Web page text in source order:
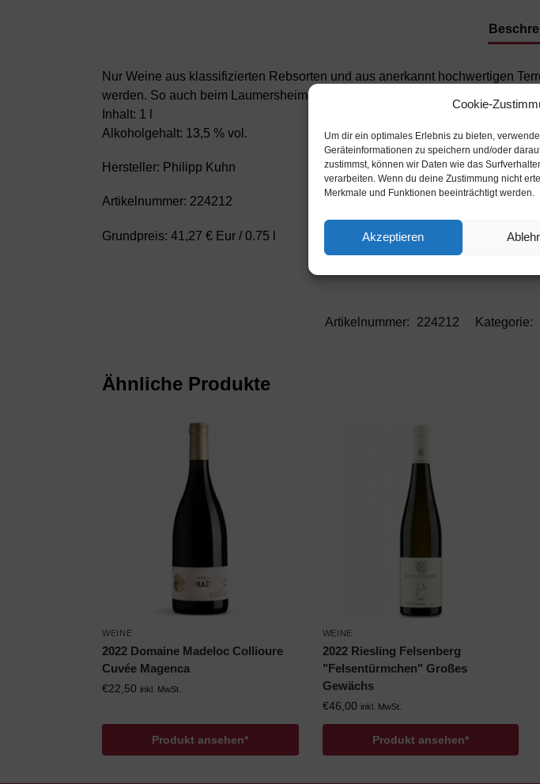
Cookie-
Um dir ein optimales Erlebnis zu bieten,
Geräteinformationen zu speichern und/oder
zustimmst, können wir Daten wie das
verarbeiten. Wenn du deine Zustimmung nicht
Merkmale und Funktionen beeinträchtigt werden.
Akzeptieren
Nur Weine aus klassifizierten Rebsorten und aus anerkannt hochwertigen
werden. So auch beim Laumersheimer Cabernet Sauvignon. D…
Inhalt: 1 l
Alkoholgehalt: 13,5 % vol.
Hersteller: Philipp Kuhn
Artikelnummer: 224212
Grundpreis: 41,27 € Eur / 0.75 l
Artikelnummer: 224212 Kategorie:
Ähnliche Produkte
WEINE
2022 Domaine Madeloc Collioure
Cuvée Magenca
€22,50 inkl. MwSt.
Produkt ansehen*
WEINE
2022 Riesling Felsenberg
"Felsentürmchen" Großes
Gewächs
€46,00 inkl. MwSt.
Produkt ansehen*